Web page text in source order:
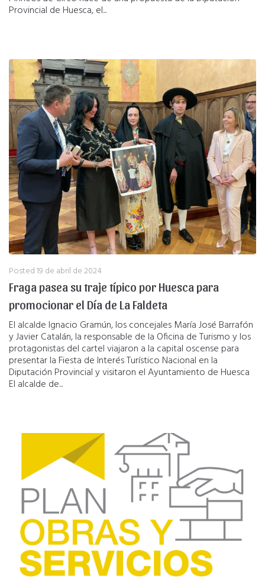
Provincial de Huesca, el...
Posted19 de abril de 2024
Fraga pasea su traje típico por Huesca para
promocionar el Día de La Faldeta
El alcalde Ignacio Gramún, los concejales María José Barrafón
y Javier Catalán, la responsable de la Oficina de Turismo y los
protagonistas del cartel viajaron a la capital oscense para
presentar la Fiesta de Interés Turístico Nacional en la
Diputación Provincial y visitaron el Ayuntamiento de Huesca
El alcalde de...